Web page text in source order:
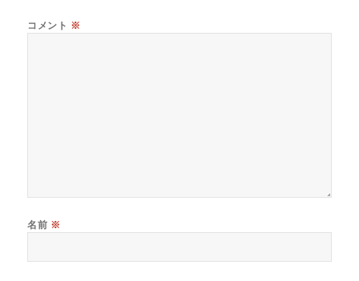
コメント ※
名前 ※